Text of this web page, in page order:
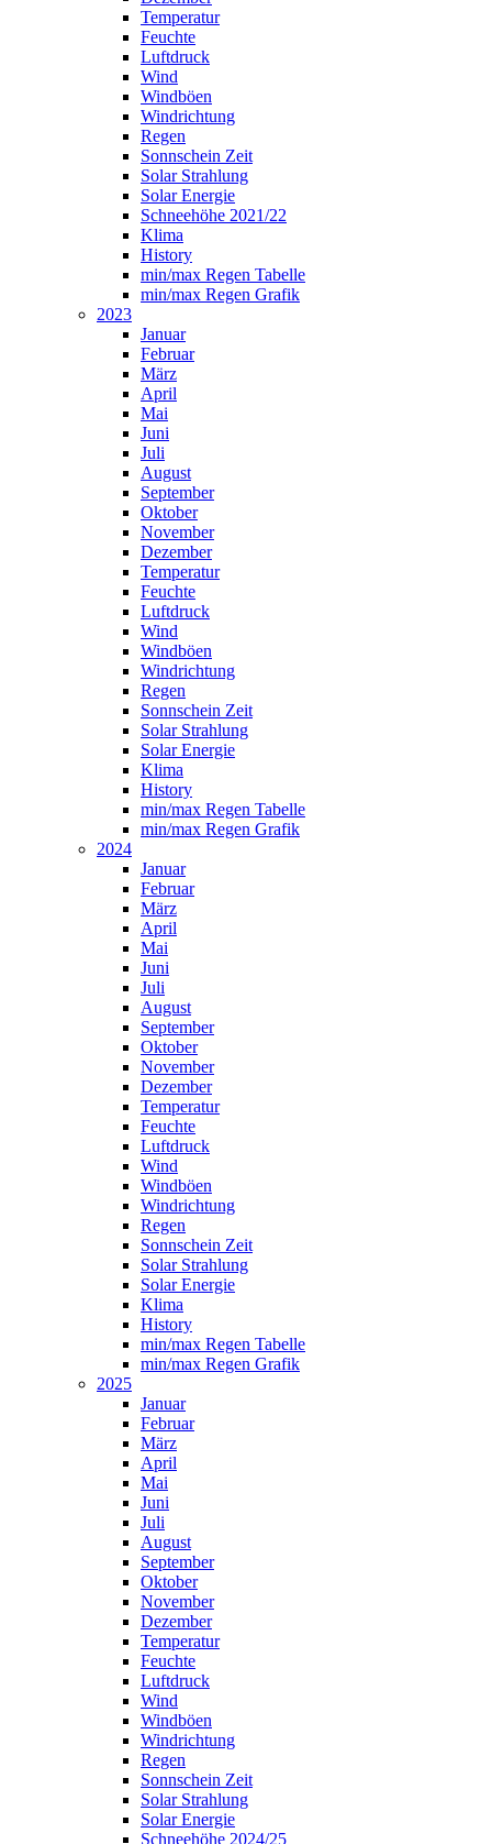
Temperatur
Feuchte
Luftdruck
Wind
Windböen
Windrichtung
Regen
Sonnschein Zeit
Solar Strahlung
Solar Energie
Schneehöhe 2021/22
Klima
History
min/max Regen Tabelle
min/max Regen Grafik
2023
Januar
Februar
März
April
Mai
Juni
Juli
August
September
Oktober
November
Dezember
Temperatur
Feuchte
Luftdruck
Wind
Windböen
Windrichtung
Regen
Sonnschein Zeit
Solar Strahlung
Solar Energie
Klima
History
min/max Regen Tabelle
min/max Regen Grafik
2024
Januar
Februar
März
April
Mai
Juni
Juli
August
September
Oktober
November
Dezember
Temperatur
Feuchte
Luftdruck
Wind
Windböen
Windrichtung
Regen
Sonnschein Zeit
Solar Strahlung
Solar Energie
Klima
History
min/max Regen Tabelle
min/max Regen Grafik
2025
Januar
Februar
März
April
Mai
Juni
Juli
August
September
Oktober
November
Dezember
Temperatur
Feuchte
Luftdruck
Wind
Windböen
Windrichtung
Regen
Sonnschein Zeit
Solar Strahlung
Solar Energie
Schneehöhe 2024/25